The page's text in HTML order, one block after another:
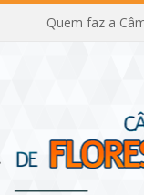
Quem faz a